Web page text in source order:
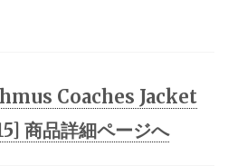
Coaches Jacket
商品詳細ページへ